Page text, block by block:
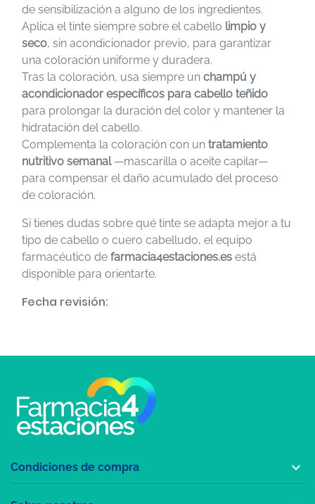
de sensibilización a alguno de los ingredientes.
Aplica el tinte siempre sobre el cabello limpio y
seco, sin acondicionador previo, para garantizar
una coloración uniforme y duradera.
Tras la coloración, usa siempre un champú y
acondicionador específicos para cabello teñido
para prolongar la duración del color y mantener la
hidratación del cabello.
Complementa la coloración con un tratamiento
nutritivo semanal—mascarilla o aceite capilar—
para compensar el daño acumulado del proceso
de coloración.
Si tienes dudas sobre qué tinte se adapta mejor a tu
tipo de cabello o cuero cabelludo, el equipo
farmacéutico de farmacia4estaciones.es está
disponible para orientarte.
Fecha revisión:
Condiciones de compra 